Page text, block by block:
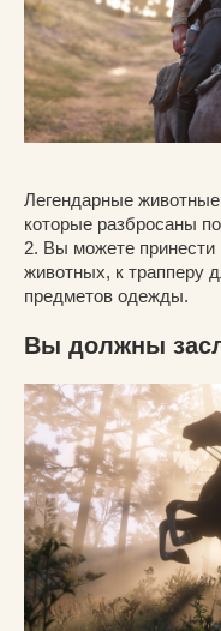
Легендарные
которые разбросаны
2. Вы можете
животных, к трапперу
предметов одежды.
Вы должны